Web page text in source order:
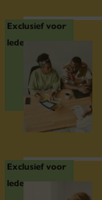
Exclusief voor
leden
Exclusief voor
leden